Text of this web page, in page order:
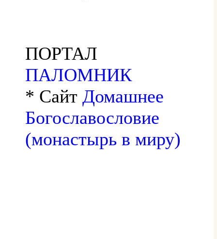
ПОРТАЛ
ПАЛОМНИК
* Сайт Домашнее
Богославословие
(монастырь в миру)